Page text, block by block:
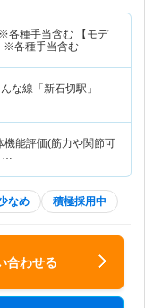
※各種手当含む 【モデ
※各種手当含む
な線「新石切駅」
機能評価(筋力や関節可
…
なめ 積極採用中
合わせる